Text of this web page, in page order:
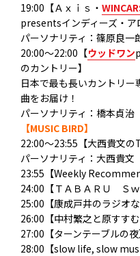
19:00【Ａｘｉｓ・
presentsインディーズ・ア
パーソナリティ：篠原良一
20:00～22:00【ウッドワン
のカントリー】
日本で最も長いカントリ
曲をお届け！
パーソナリティ：橋本貞治
【MUSIC BIRD】
22:00～23:55【大西貴文の
パーソナリティ：大西貴文
23:55【Weekly
24:00【ＴＡＢＡＲＵ Ｓｗ
25:00【康成戸井のラジオな
26:00【中村繁之と原すす
27:00【ターンテーブルの夜
28:00【slow life, slow